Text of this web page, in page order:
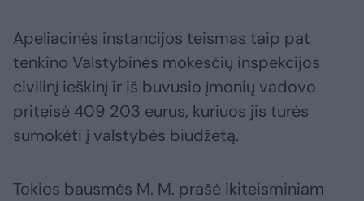
Apeliacinės instancijos teismas taip pat
tenkino Valstybinės mokesčių inspekcijos
civilinį ieškinį ir iš buvusio įmonių vadovo
priteisė 409 203 eurus, kuriuos jis turės
sumokėti į valstybės biudžetą.
Tokios bausmės M. M. prašė ikiteisminiam